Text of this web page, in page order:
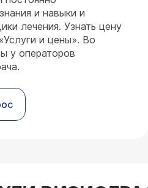
и навыки и
лечения. Узнать цену
и цены». Во
у операторов